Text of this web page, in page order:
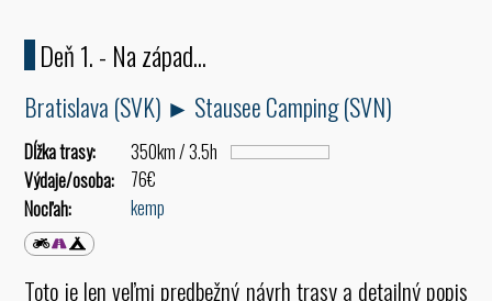
Deň 1. - Na západ...
Bratislava (SVK) ► Stausee Camping (SVN)
Dĺžka trasy:
Výdaje/osoba:
Nocľah:
350km / 3.5h
76€
kemp
Toto je len veľmi predbežný návrh trasy a detailný popis